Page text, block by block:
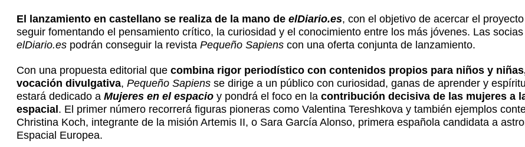
El lanzamiento en castellano se realiza de la mano de elDiario.es, con el objetivo de acercar el
seguir fomentando el pensamiento crítico, la curiosidad y el conocimiento entre los más jóvenes. Las
elDiario.es podrán conseguir la revista Pequeño Sapiens con una oferta conjunta de lanzamiento.
Con una propuesta editorial que combina rigor periodístico con contenidos propios para niños y
vocación divulgativa, Pequeño Sapiens se dirige a un público con curiosidad, ganas de aprender y
estará dedicado a Mujeres en el espacio y pondrá el foco en la contribución decisiva de las mujeres a
espacial. El primer número recorrerá figuras pioneras como Valentina Tereshkova y también ejemplos
Christina Koch, integrante de la misión Artemis II, o Sara García Alonso, primera española candidata a
Espacial Europea.